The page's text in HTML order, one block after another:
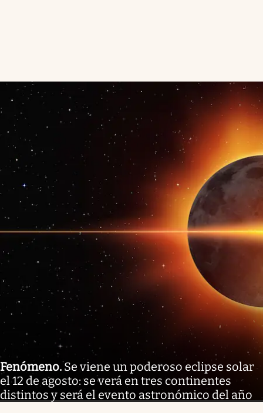
Fenómeno.Se viene un poderoso eclipse solar
el 12 de agosto: se verá en tres continentes
distintos y será el evento astronómico del año